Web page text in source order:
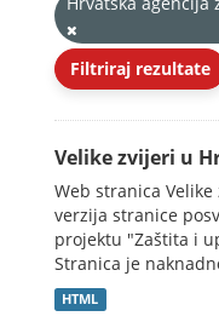
Filtriraj rezultate
Velike zvijeri u
Web stranica
verzija stranice
projektu "Zaštita i
Stranica je
HTML